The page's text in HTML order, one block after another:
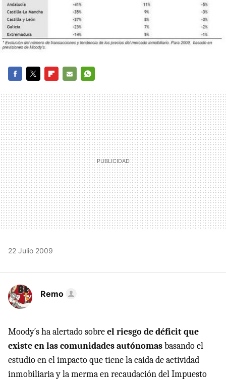
MAIL
22 Julio 2009
Remo
Moody´s ha alertado sobreel riesgo de déficit que
existe en las comunidades autónomasbasando el
estudio en el impacto que tiene la caida de actividad
inmobiliaria y la merma en recaudación del Impuesto